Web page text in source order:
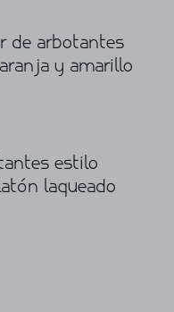
de arbotantes
y amarillo
estilo
laqueado